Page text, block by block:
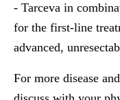
- Tarceva in
for the first-line
advanced,
For more disease